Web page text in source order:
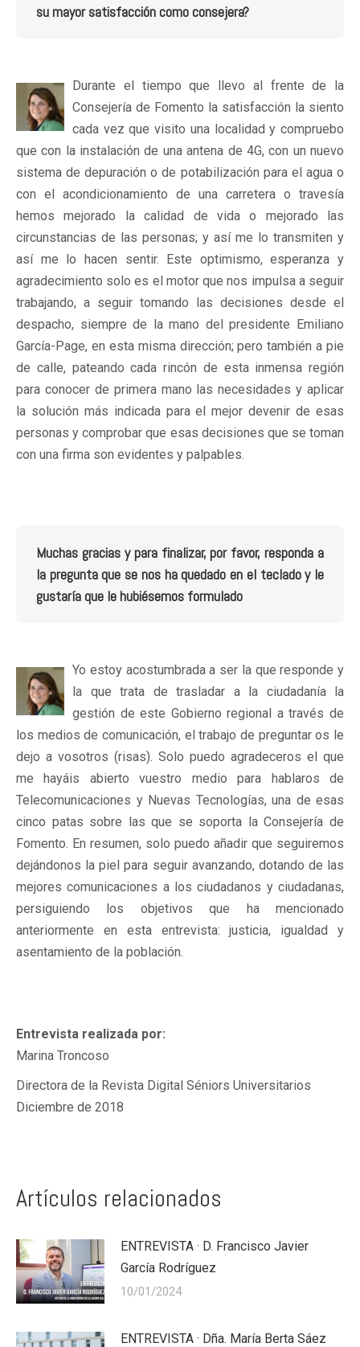
su mayor satisfacción como consejera?
Durante el tiempo que llevo al frente de la
Consejería de Fomento la satisfacción la siento
cada vez que visito una localidad y compruebo
que con la instalación de una antena de 4G, con un nuevo
sistema de depuración o de potabilización para el agua o
con el acondicionamiento de una carretera o travesía
hemos mejorado la calidad de vida o mejorado las
circunstancias de las personas; y así me lo transmiten y
así me lo hacen sentir. Este optimismo, esperanza y
agradecimiento solo es el motor que nos impulsa a seguir
trabajando, a seguir tomando las decisiones desde el
despacho, siempre de la mano del presidente Emiliano
García-Page, en esta misma dirección; pero también a pie
de calle, pateando cada rincón de esta inmensa región
para conocer de primera mano las necesidades y aplicar
la solución más indicada para el mejor devenir de esas
personas y comprobar que esas decisiones que se toman
con una firma son evidentes y palpables.
Muchas gracias y para finalizar, por favor, responda a
la pregunta que se nos ha quedado en el teclado y le
gustaría que le hubiésemos formulado
Yo estoy acostumbrada a ser la que responde y
la que trata de trasladar a la ciudadanía la
gestión de este Gobierno regional a través de
los medios de comunicación, el trabajo de preguntar os le
dejo a vosotros (risas). Solo puedo agradeceros el que
me hayáis abierto vuestro medio para hablaros de
Telecomunicaciones y Nuevas Tecnologías, una de esas
cinco patas sobre las que se soporta la Consejería de
Fomento. En resumen, solo puedo añadir que seguiremos
dejándonos la piel para seguir avanzando, dotando de las
mejores comunicaciones a los ciudadanos y ciudadanas,
persiguiendo los objetivos que ha mencionado
anteriormente en esta entrevista: justicia, igualdad y
asentamiento de la población.
Entrevista realizada por:
Marina Troncoso
Directora de la Revista Digital Séniors Universitarios
Diciembre de 2018
Artículos relacionados
ENTREVISTA · D. Francisco Javier
García Rodríguez
10/01/2024
ENTREVISTA · Dña. María Berta Sáez